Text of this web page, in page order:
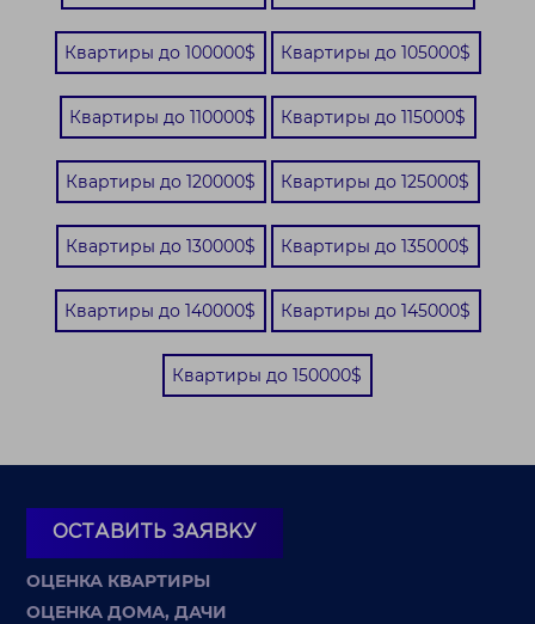
Квартиры до 100000$ Квартиры до 105000$
Квартиры до 110000$ Квартиры до 115000$
Квартиры до 120000$ Квартиры до 125000$
Квартиры до 130000$ Квартиры до 135000$
Квартиры до 140000$ Квартиры до 145000$
Квартиры до 150000$
ОСТАВИТЬ ЗАЯВКУ
ОЦЕНКА КВАРТИРЫ
ОЦЕНКА ДОМА, ДАЧИ